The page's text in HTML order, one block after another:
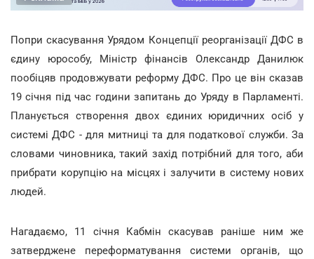
Попри скасування Урядом Концепції реорганізації ДФС в
єдину юрособу, Міністр фінансів Олександр Данилюк
пообіцяв продовжувати реформу ДФС. Про це він сказав
19 січня під час години запитань до Уряду в Парламенті.
Планується створення двох єдиних юридичних осіб у
системі ДФС - для митниці та для податкової служби. За
словами чиновника, такий захід потрібний для того, аби
прибрати корупцію на місцях і залучити в систему нових
людей.
Нагадаємо, 11 січня Кабмін скасував раніше ним же
затверджене переформатування системи органів, що